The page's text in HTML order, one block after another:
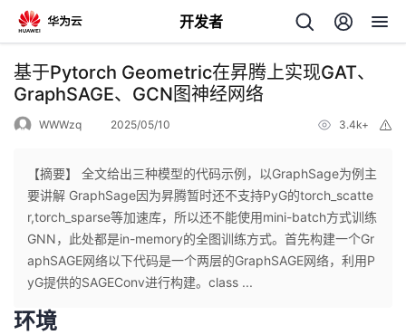
开发者
返
回
个
人
我
基于Pytorch Geometric在昇腾上实现GAT、
GraphSAGE、GCN图神经网络
WWWzq 2025/05/10 3.4k+
【摘要】 全文给出三种模型的代码示例，以GraphSage为例主
要讲解 GraphSage因为昇腾暂时还不支持PyG的torch_scatte
r,torch_sparse等加速库，所以还不能使用mini-batch方式训练
GNN，此处都是in-memory的全图训练方式。首先构建一个Gr
aphSAGE网络以下代码是一个两层的GraphSAGE网络，利用P
yG提供的SAGEConv进行构建。class ...
环境